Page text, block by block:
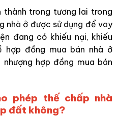
thành trong tương lai trong
nhà ở được sử dụng để vay
đang có khiếu nại, khiếu
hợp đồng mua bán nhà ở
hợp đồng mua bán
phép thế chấp nhà
đất không?